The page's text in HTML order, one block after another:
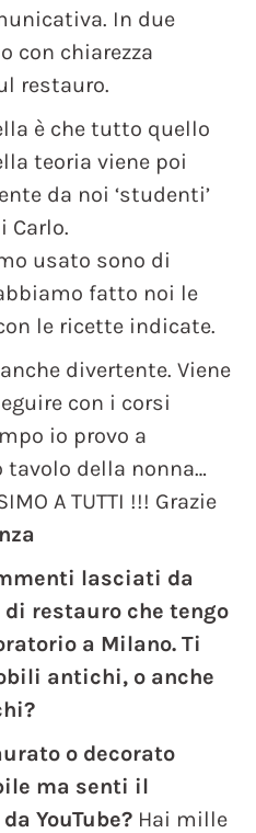
In due
con chiarezza
restauro.
è che tutto quello
teoria viene poi
da noi ‘studenti’
Carlo.
usato sono di
fatto noi le
le ricette indicate.
divertente. Viene
con i corsi
io provo a
tavolo della nonna…
A TUTTI !!! Grazie
lasciati da
restauro che tengo
a Milano. Ti
antichi, o anche
o decorato
ma senti il
YouTube? Hai mille